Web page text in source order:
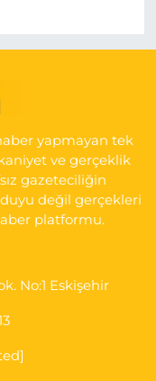
yapmayan tek
ve gerçeklik
gazeteciliğin
değil gerçekleri
platformu.
No:1 Eskişehir